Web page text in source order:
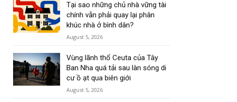
Tại sao những chủ nhà vững tài
chính vẫn phải quay lại phân
khúc nhà ở bình dân?
August 5, 2026
Vùng lãnh thổ Ceuta của Tây
Ban Nha quá tải sau làn sóng di
cư ồ ạt qua biên giới
August 5, 2026